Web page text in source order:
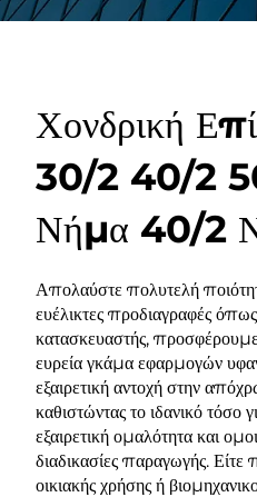
Χονδρική
30/2 40/2
Νήμα 40/2
Απολαύστε πολυτελή
ευέλικτες προδιαγραφές
κατασκευαστής,
ευρεία γκάμα εφαρμογών
εξαιρετική αντοχή στην
καθιστώντας το ιδανικό
εξαιρετική ομαλότητα και
διαδικασίες παραγωγής. Είτε
οικιακής χρήσης ή